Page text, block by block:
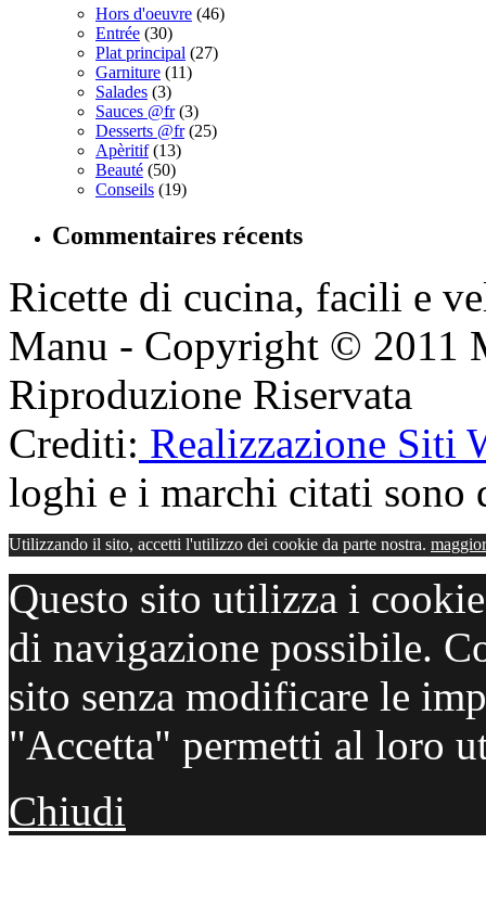
Hors d'oeuvre (46)
Entrée (30)
Plat principal (27)
Garniture (11)
Salades (3)
Sauces @fr(3)
Desserts @fr(25)
Apèritif(13)
Beauté (50)
Conseils (19)
Commentaires récents
Ricette di cucina, facili e
Manu - Copyright © 2011
Riproduzione Riservata
Crediti: Realizzazione Siti
loghi e i marchi citati
Utilizzando il sito, accetti l'utilizzo dei cookie da parte nostra.
Questo sito utilizza i
di navigazione possibile.
sito senza modificare le
"Accetta" permetti al loro
Chiudi